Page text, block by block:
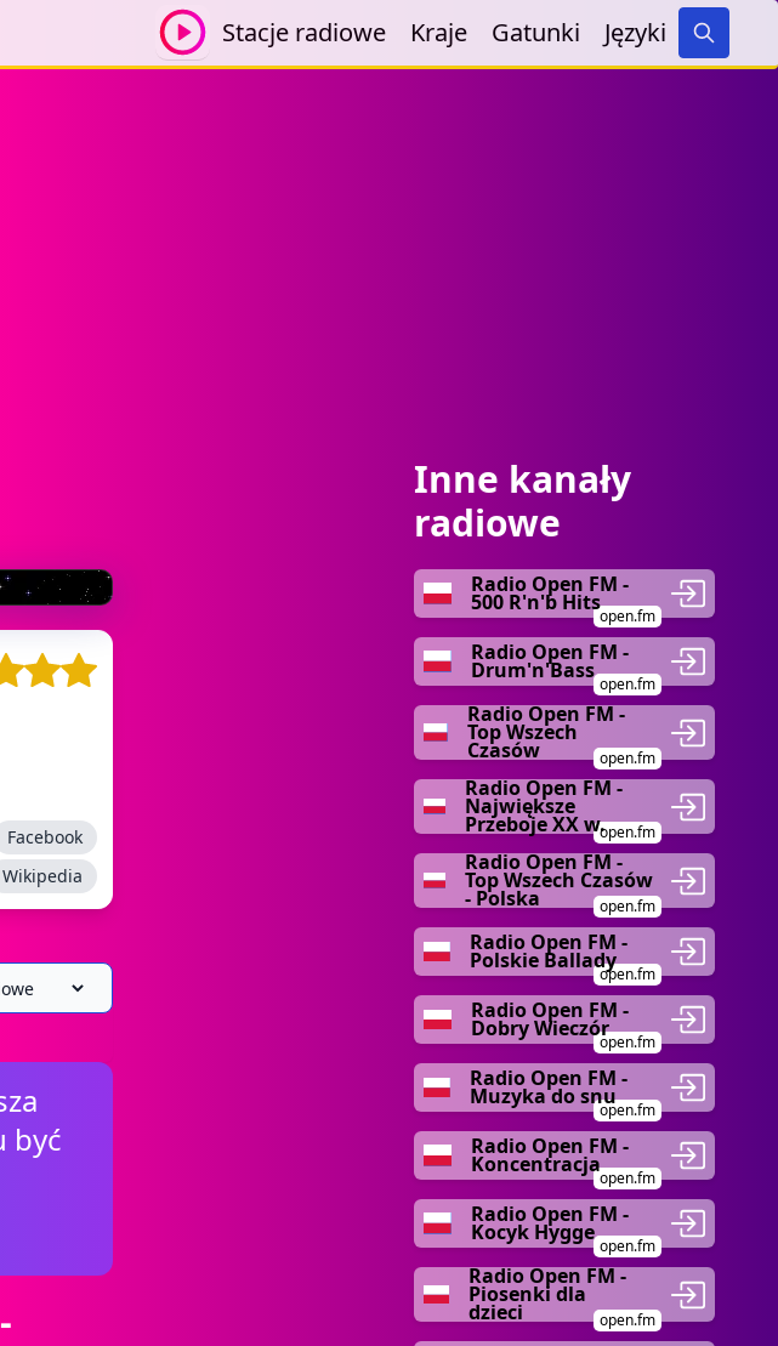
Stacje radiowe Kraje Gatunki Języki
Search
Facebook
Wikipedia
być
Inne kanały
radiowe
Radio Open FM -
500 R'n'b Hits
open.fm
Radio Open FM -
Drum'n'Bass
open.fm
Radio Open FM -
Top Wszech
Czasów open.fm
Radio Open FM -
Największe
Przeboje XX w.open.fm
Radio Open FM -
Top Wszech Czasów
- Polska open.fm
Radio Open FM -
Polskie Ballady
open.fm
Radio Open FM -
Dobry Wieczór
open.fm
Radio Open FM -
Muzyka do snu
open.fm
Radio Open FM -
Koncentracja
open.fm
Radio Open FM -
Kocyk Hygge
open.fm
Radio Open FM -
Piosenki dla
dzieci open.fm